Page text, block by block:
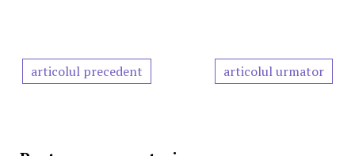
articolul precedent articolul urmator